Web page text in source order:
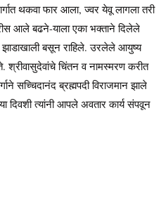
थकवा फार आला, ज्वर येवू लागला तरी
आले बढने-याला एका भक्ताने दिलेले
झाडाखाली बसून राहिले. उरलेले आयुष्य
श्रीवासुदेवांचे चिंतन व नामस्मरण करीत
सच्चिदानंद ब्रह्मपदी विराजमान झाले
त्यांनी आपले अवतार कार्य संपवून